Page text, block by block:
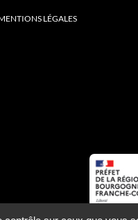
LÉGALES